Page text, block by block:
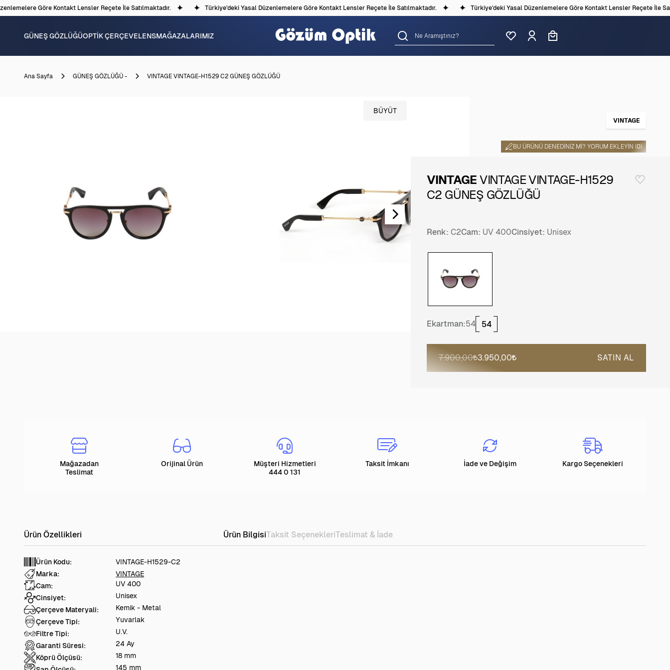
Göre Kontakt Lensler Reçete İle Satılmaktadır. Türkiye'deki Yasal Düzenlemelere Göre Kontakt Lensler Reçete İle Satılmaktadır. Türkiye'deki Yasal Düzenlemelere Göre Kontakt Lensler Reçete İle
GÜNEŞ GÖZLÜĞÜOPTİK ÇERÇEVELENSMAĞAZALARIMIZ
Ana Sayfa GÜNEŞ GÖZLÜĞÜ - VINTAGE VINTAGE-H1529 C2 GÜNEŞ GÖZLÜĞÜ
BÜYÜT
BU ÜRÜNÜ DENEDINIZ MI? YORUM EKLEYIN (0)
VINTAGE
VINTAGE VINTAGE VINTAGE-H1529
C2 GÜNEŞ GÖZLÜĞÜ
Renk: C2Cam: UV 400Cinsiyet: Unisex
Ekartman:54 54
7.900,00 3.950,00 SATIN AL
Mağazadan
Teslimat
Orijinal Ürün
Müşteri Hizmetleri
444 0 131
Taksit İmkanı İade ve Değişim Kargo Seçenekleri
Ürün Kodu:
VINTAGE-H1529-C2
Marka:
VINTAGE
Cam:
UV 400
Cinsiyet:
Unisex
Çerçeve Materyali:
Kemik - Metal
Çerçeve Tipi:
Yuvarlak
Filtre Tipi:
U.V.
Garanti Süresi:
24 Ay
Köprü Ölçüsü:
18 mm
145 mm
Ürün BilgisiTaksit SeçenekleriTeslimat & İade